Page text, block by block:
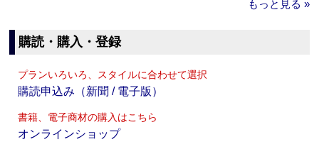
もっと見る »
購読・購入・登録
プランいろいろ、スタイルに合わせて選択
購読申込み（新聞 / 電子版）
書籍、電子商材の購入はこちら
オンラインショップ